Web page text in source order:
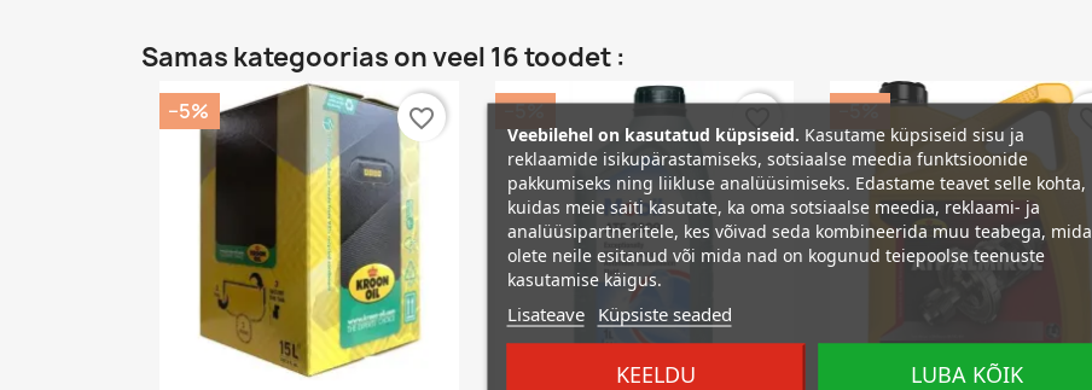
Samas kategoorias on veel 16 toodet :
−5% favorite_border −5% −5%
Veebilehel on kasutatud küpsiseid. Kasutame küpsiseid sisu ja
reklaamide isikupärastamiseks, sotsiaalse meedia funktsioonide
pakkumiseks ning liikluse analüüsimiseks. Edastame teavet selle kohta,
kuidas meie saiti kasutate, ka oma sotsiaalse meedia, reklaami- ja
analüüsipartneritele, kes võivad seda kombineerida muu teabega, mida
olete neile esitanud või mida nad on kogunud teiepoolse teenuste
kasutamise käigus.
Lisateave Küpsiste seaded
KEELDU LUBA KÕIK